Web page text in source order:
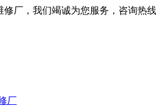
厂，我们竭诚为您服务，咨询热线